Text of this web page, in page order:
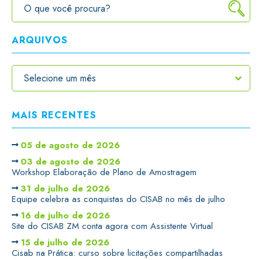
ARQUIVOS
MAIS RECENTES
05 de agosto de 2026
03 de agosto de 2026
Workshop Elaboração de Plano de Amostragem
31 de julho de 2026
Equipe celebra as conquistas do CISAB no mês de julho
16 de julho de 2026
Site do CISAB ZM conta agora com Assistente Virtual
15 de julho de 2026
Cisab na Prática: curso sobre licitações compartilhadas